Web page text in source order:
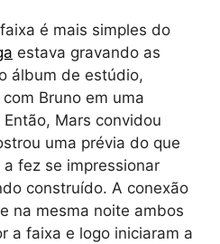
é mais simples do
estava gravando as
álbum de estúdio,
Bruno em uma
Mars convidou
uma prévia do que
fez se impressionar
construído. A conexão
na mesma noite ambos
a faixa e logo iniciaram a